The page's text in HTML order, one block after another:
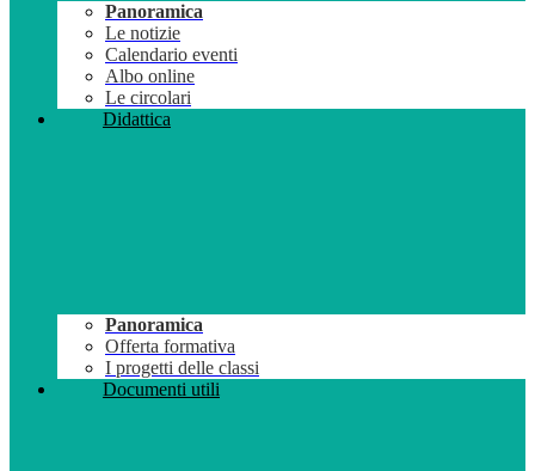
Panoramica
Le notizie
Calendario eventi
Albo online
Le circolari
Didattica
Panoramica
Offerta formativa
I progetti delle classi
Documenti utili